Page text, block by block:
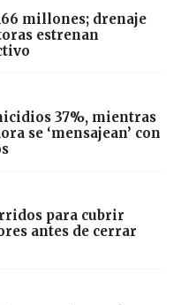
millones; drenaje
estrenan
37%, mientras
se ‘mensajean’ con
para cubrir
antes de cerrar